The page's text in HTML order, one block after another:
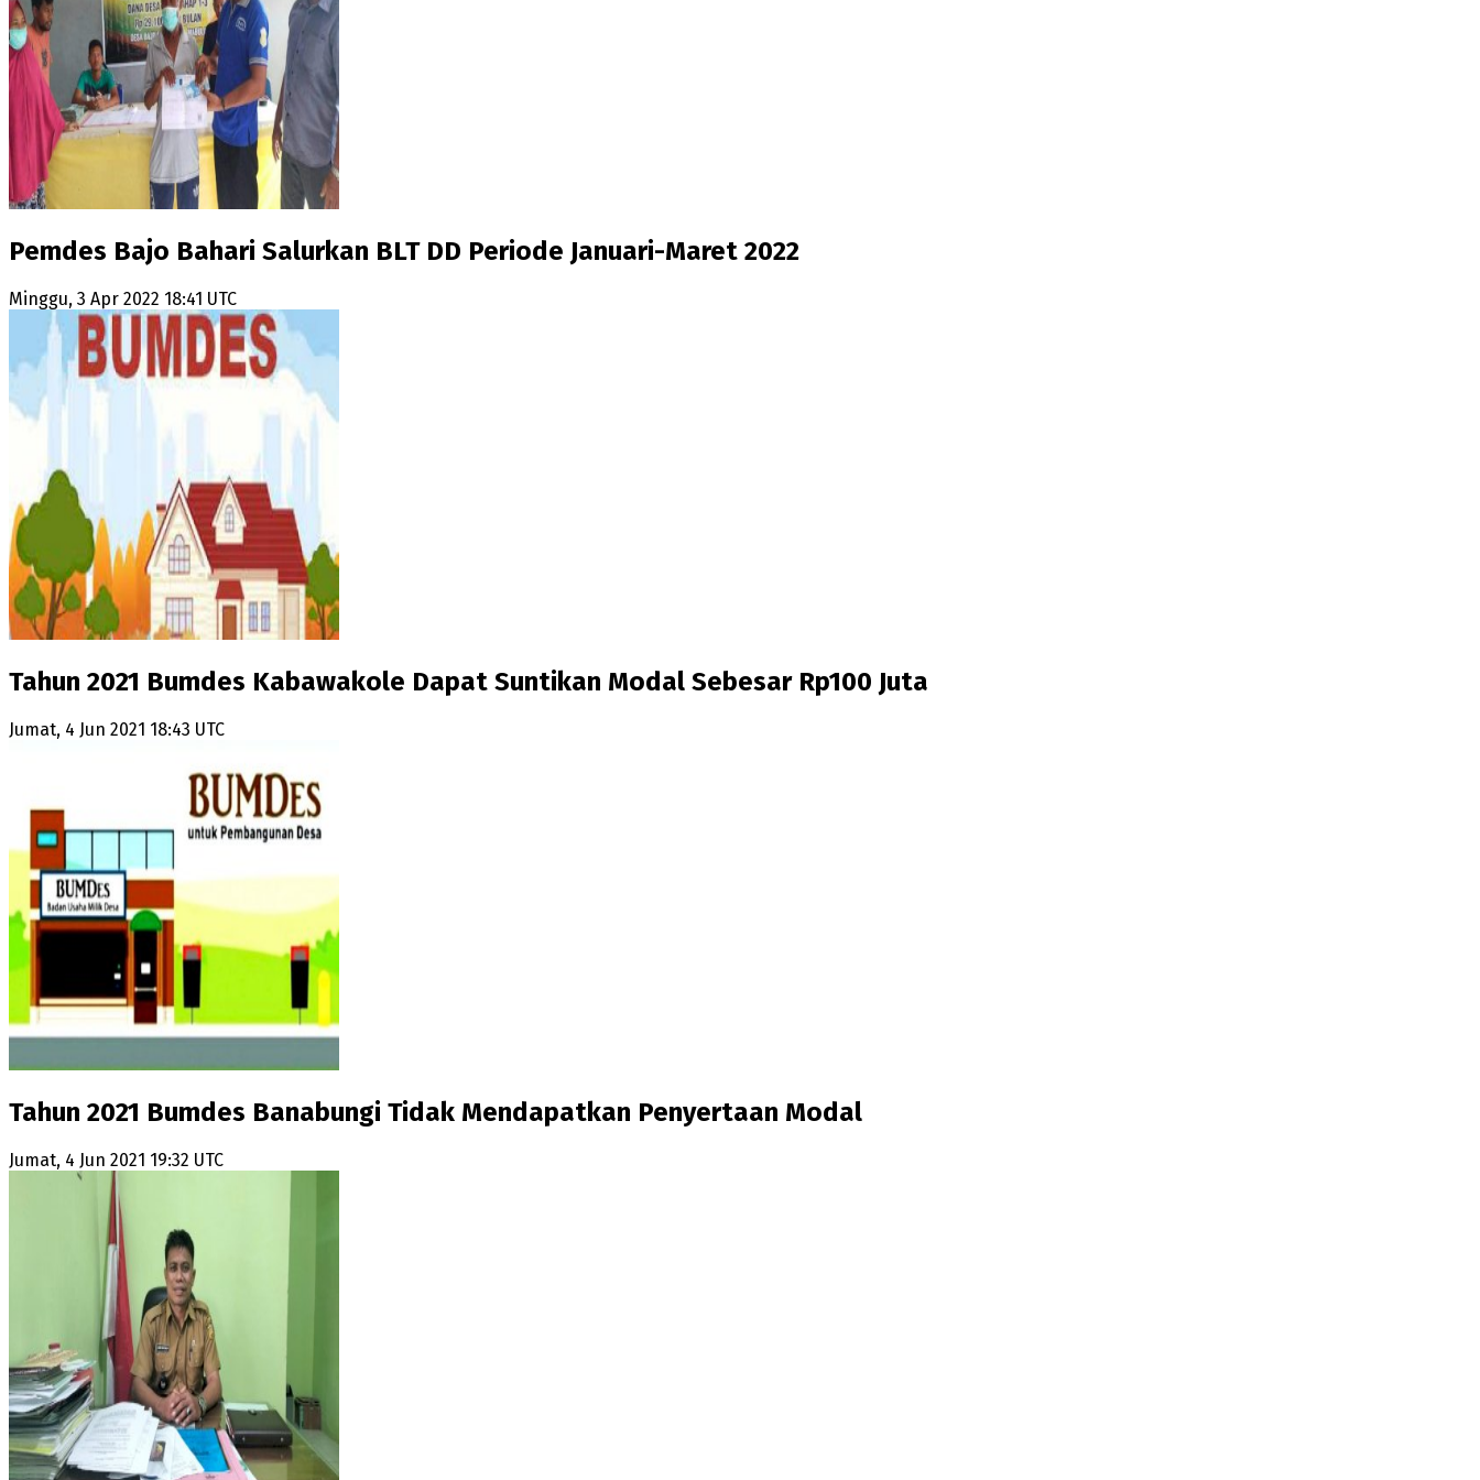
Pemdes Bajo Bahari Salurkan BLT DD Periode Januari-Maret 2022
Minggu, 3 Apr 2022 18:41 UTC
Tahun 2021 Bumdes Kabawakole Dapat Suntikan Modal Sebesar Rp100 Juta
Jumat, 4 Jun 2021 18:43 UTC
Tahun 2021 Bumdes Banabungi Tidak Mendapatkan Penyertaan Modal
Jumat, 4 Jun 2021 19:32 UTC